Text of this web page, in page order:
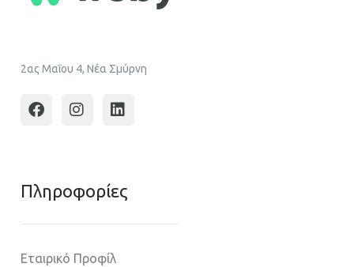
2ας Μαΐου 4, Νέα Σμύρνη
Πληροφoρίες
Εταιρικό Προφίλ